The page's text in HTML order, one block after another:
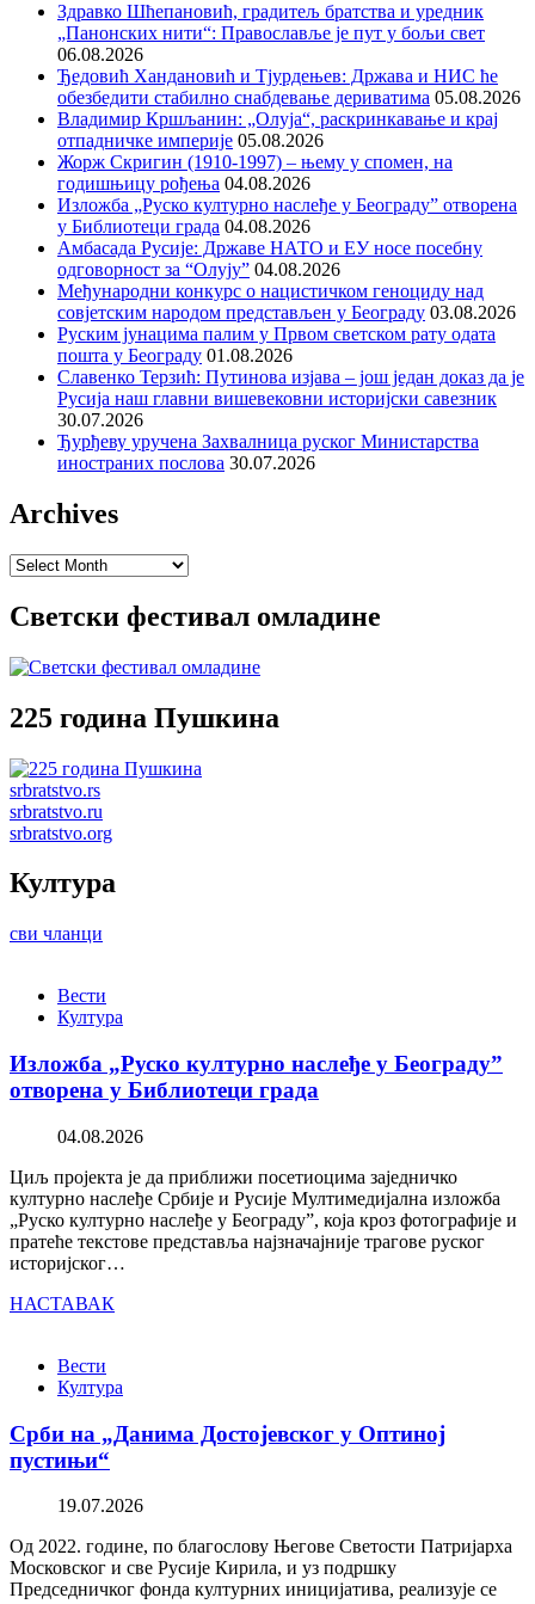
Здравко Шћепановић, градитељ братства и уредник
„Панонских нити“: Православље је пут у бољи свет
06.08.2026
Ђедовић Хандановић и Тјурдењев: Држава и НИС ће
обезбедити стабилно снабдевање дериватима 05.08.2026
Владимир Кршљанин: „Олуја“, раскринкавање и крај
отпадничке империје 05.08.2026
Жорж Скригин (1910-1997) – њему у спомен, на
годишњицу рођења 04.08.2026
Изложба „Руско културно наслеђе у Београду” отворена
у Библиотеци града 04.08.2026
Амбасада Русије: Државе НАТО и ЕУ носе посебну
одговорност за “Олују” 04.08.2026
Међународни конкурс о нацистичком геноциду над
совјетским народом представљен у Београду 03.08.2026
Руским јунацима палим у Првом светском рату одата
пошта у Београду 01.08.2026
Славенко Терзић: Путинова изјава – још један доказ да је
Русија наш главни вишевековни историјски савезник
30.07.2026
Ђурђеву уручена Захвалница руског Министарства
иностраних послова 30.07.2026
Archives
Archives
Светски фестивал омладине
225 година Пушкина
srbratstvo.rs
srbratstvo.ru
srbratstvo.org
Култура
сви чланци
Вести
Култура
Изложба „Руско културно наслеђе у Београду”
отворена у Библиотеци града
04.08.2026
Циљ пројекта је да приближи посетиоцима заједничко
културно наслеђе Србије и Русије Мултимедијална изложба
„Руско културно наслеђе у Београду”, која кроз фотографије и
пратеће текстове представља најзначајније трагове руског
историјског…
НАСТАВАК
Вести
Култура
Срби на „Данима Достојевског у Оптиној
пустињи“
19.07.2026
Од 2022. године, по благослову Његове Светости Патријарха
Московског и све Русије Кирила, и уз подршку
Председничког фонда културних иницијатива, реализује се